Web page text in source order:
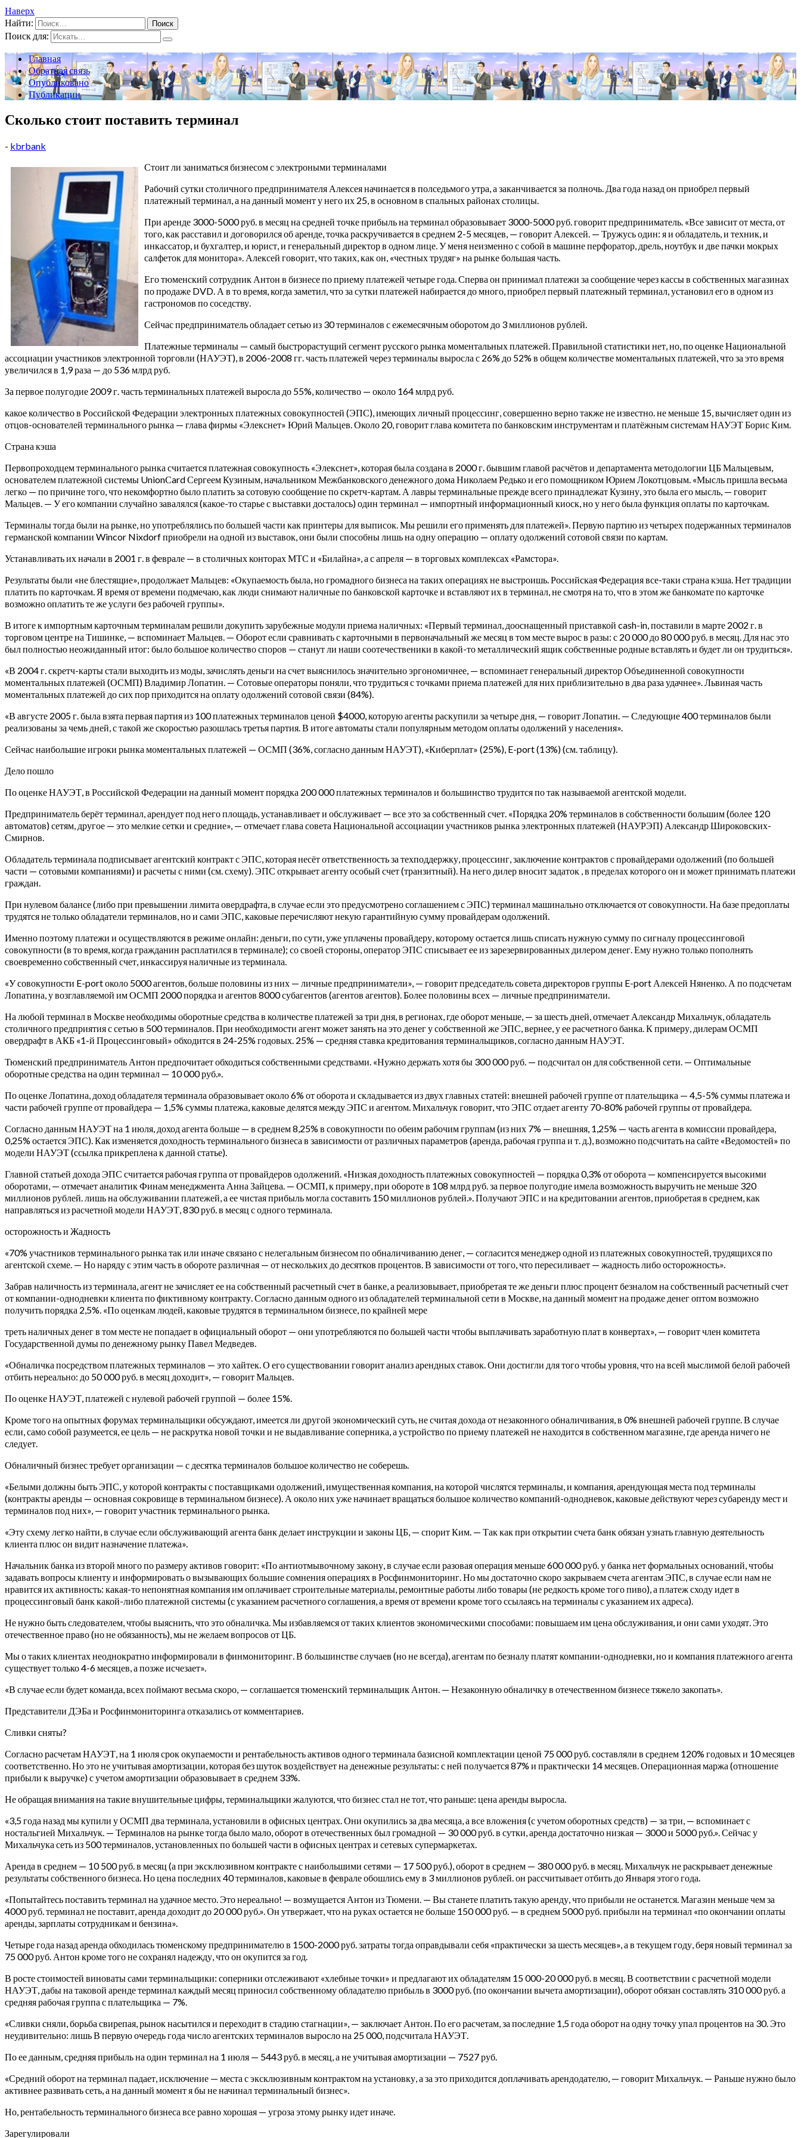
Наверх
Найти:
Поиск для:
Главная
Обратная связь
Опубликовано
Публикации
Сколько стоит поставить терминал
- kbrbank
Стоит ли заниматься бизнесом с электроными терминалами
Рабочий сутки столичного предпринимателя Алексея начинается в полседьмого утра, а заканчивается за полночь. Два года назад он приобрел первый
платежный терминал, а на данный момент у него их 25, в основном в спальных районах столицы.
При аренде 3000-5000 руб. в месяц на средней точке прибыль на терминал образовывает 3000-5000 руб. говорит предприниматель. «Все зависит от места, от
того, как расставил и договорился об аренде, точка раскручивается в среднем 2-5 месяцев, — говорит Алексей. — Тружусь один: я и обладатель, и техник, и
инкассатор, и бухгалтер, и юрист, и генеральный директор в одном лице. У меня неизменно с собой в машине перфоратор, дрель, ноутбук и две пачки мокрых
салфеток для монитора». Алексей говорит, что таких, как он, «честных трудяг» на рынке большая часть.
Его тюменский сотрудник Антон в бизнесе по приему платежей четыре года. Сперва он принимал платежи за сообщение через кассы в собственных магазинах
по продаже DVD. А в то время, когда заметил, что за сутки платежей набирается до много, приобрел первый платежный терминал, установил его в одном из
гастрономов по соседству.
Сейчас предприниматель обладает сетью из 30 терминалов с ежемесячным оборотом до 3 миллионов рублей.
Платежные терминалы — самый быстрорастущий сегмент русского рынка моментальных платежей.Правильной статистики нет, но, по оценке Национальной
ассоциации участников электронной торговли (НАУЭТ), в 2006-2008 гг. часть платежей через терминалы выросла с 26% до 52% в общем количестве моментальных платежей, что за это время
увеличился в 1,9 раза — до 536 млрд руб.
За первое полугодие 2009 г. часть терминальных платежей выросла до 55%, количество — около 164 млрд руб.
какое количество в Российской Федерации электронных платежных совокупностей (ЭПС), имеющих личный процессинг, совершенно верно также не известно. не меньше 15, вычисляет один из
отцов-основателей терминального рынка — глава фирмы «Элекснет» Юрий Мальцев. Около 20, говорит глава комитета по банковским инструментам и платёжным системам НАУЭТ Борис Ким.
Страна кэша
Первопроходцем терминального рынка считается платежная совокупность «Элекснет», которая была создана в 2000 г. бывшим главой расчётов и департамента методологии ЦБ Мальцевым,
основателем платежной системы UnionСard Сергеем Кузиным, начальником Межбанковского денежного дома Николаем Редько и его помощником Юрием Локотцовым. «Мысль пришла весьма
легко — по причине того, что некомфортно было платить за сотовую сообщение по скретч-картам. А лавры терминальные прежде всего принадлежат Кузину, это была его мысль, — говорит
Мальцев. — У его компании случайно завалялся (какое-то старье с выставки досталось) один терминал — импортный информационный киоск, но у него была функция оплаты по карточкам.
Терминалы тогда были на рынке, но употреблялись по большей части как принтеры для выписок. Мы решили его применять для платежей». Первую партию из четырех подержанных терминалов
германской компании Wincor Nixdorf приобрели на одной из выставок, они были способны лишь на одну операцию — оплату одолжений сотовой связи по картам.
Устанавливать их начали в 2001 г. в феврале — в столичных конторах МТС и «Билайна», а с апреля — в торговых комплексах «Рамстора».
Результаты были «не блестящие», продолжает Мальцев: «Окупаемость была, но громадного бизнеса на таких операциях не выстроишь. Российская Федерация все-таки страна кэша. Нет традиции
платить по карточкам. Я время от времени подмечаю, как люди снимают наличные по банковской карточке и вставляют их в терминал, не смотря на то, что в этом же банкомате по карточке
возможно оплатить те же услуги без рабочей группы».
В итоге к импортным карточным терминалам решили докупить зарубежные модули приема наличных: «Первый терминал, дооснащенный приставкой cash-in, поставили в марте 2002 г. в
торговом центре на Тишинке, — вспоминает Мальцев. — Оборот если сравнивать с карточными в первоначальный же месяц в том месте вырос в разы: с 20 000 до 80 000 руб. в месяц. Для нас это
был полностью неожиданный итог: было большое количество споров — станут ли наши соотечественики в какой-то металлический ящик собственные родные вставлять и будет ли он трудиться».
«В 2004 г. скретч-карты стали выходить из моды, зачислять деньги на счет выяснилось значительно эргономичнее, — вспоминает генеральный директор Объединенной совокупности
моментальных платежей (ОСМП) Владимир Лопатин. — Сотовые операторы поняли, что трудиться с точками приема платежей для них приблизительно в два раза удачнее». Львиная часть
моментальных платежей до сих пор приходится на оплату одолжений сотовой связи (84%).
«В августе 2005 г. была взята первая партия из 100 платежных терминалов ценой $4000, которую агенты раскупили за четыре дня, — говорит Лопатин. — Следующие 400 терминалов были
реализованы за чемь дней, с такой же скоростью разошлась третья партия. В итоге автоматы стали популярным методом оплаты одолжений у населения».
Сейчас наибольшие игроки рынка моментальных платежей — ОСМП (36%, согласно данным НАУЭТ), «Киберплат» (25%), E-port (13%) (см. таблицу).
Дело пошло
По оценке НАУЭТ, в Российской Федерации на данный момент порядка 200 000 платежных терминалов и большинство трудится по так называемой агентской модели.
Предприниматель берёт терминал, арендует под него площадь, устанавливает и обслуживает — все это за собственный счет. «Порядка 20% терминалов в собственности большим (более 120
автоматов) сетям, другое — это мелкие сетки и средние», — отмечает глава совета Национальной ассоциации участников рынка электронных платежей (НАУРЭП) Александр Широковских-
Смирнов.
Обладатель терминала подписывает агентский контракт с ЭПС, которая несёт ответственность за техподдержку, процессинг, заключение контрактов с провайдерами одолжений (по большей
части — сотовыми компаниями) и расчеты с ними (см. схему). ЭПС открывает агенту особый счет (транзитный). На него дилер вносит задаток , в пределах которого он и может принимать платежи
граждан.
При нулевом балансе (либо при превышении лимита овердрафта, в случае если это предусмотрено соглашением с ЭПС) терминал машинально отключается от совокупности. На базе предоплаты
трудятся не только обладатели терминалов, но и сами ЭПС, каковые перечисляют некую гарантийную сумму провайдерам одолжений.
Именно поэтому платежи и осуществляются в режиме онлайн: деньги, по сути, уже уплачены провайдеру, которому остается лишь списать нужную сумму по сигналу процессинговой
совокупности (в то время, когда гражданин расплатился в терминале); со своей стороны, оператор ЭПС списывает ее из зарезервированных дилером денег. Ему нужно только пополнять
своевременно собственный счет, инкассируя наличные из терминала.
«У совокупности E-port около 5000 агентов, больше половины из них — личные предприниматели», — говорит председатель совета директоров группы E-port Алексей Няненко. А по подсчетам
Лопатина, у возглавляемой им ОСМП 2000 порядка и агентов 8000 субагентов (агентов агентов). Более половины всех — личные предприниматели.
На любой терминал в Москве необходимы оборотные средства в количестве платежей за три дня, в регионах, где оборот меньше, — за шесть дней, отмечает Александр Михальчук, обладатель
столичного предприятия с сетью в 500 терминалов. При необходимости агент может занять на это денег у собственной же ЭПС, вернее, у ее расчетного банка. К примеру, дилерам ОСМП
овердрафт в АКБ «1-й Процессинговый» обходится в 24-25% годовых. 25% — средняя ставка кредитования терминальщиков, согласно данным НАУЭТ.
Тюменский предприниматель Антон предпочитает обходиться собственными средствами. «Нужно держать хотя бы 300 000 руб. — подсчитал он для собственной сети. — Оптимальные
оборотные средства на один терминал — 10 000 руб.».
По оценке Лопатина, доход обладателя терминала образовывает около 6% от оборота и складывается из двух главных статей: внешней рабочей группе от плательщика — 4,5-5% суммы платежа и
части рабочей группе от провайдера — 1,5% суммы платежа, каковые делятся между ЭПС и агентом. Михальчук говорит, что ЭПС отдает агенту 70-80% рабочей группы от провайдера.
Согласно данным НАУЭТ на 1 июля, доход агента больше — в среднем 8,25% в совокупности по обеим рабочим группам (из них 7% — внешняя, 1,25% — часть агента в комиссии провайдера,
0,25% остается ЭПС). Как изменяется доходность терминального бизнеса в зависимости от различных параметров (аренда, рабочая группа и т. д.), возможно подсчитать на сайте «Ведомостей» по
модели НАУЭТ (ссылка прикреплена к данной статье).
Главной статьей дохода ЭПС считается рабочая группа от провайдеров одолжений. «Низкая доходность платежных совокупностей — порядка 0,3% от оборота — компенсируется высокими
оборотами, — отмечает аналитик Финам менеджмента Анна Зайцева. — ОСМП, к примеру, при обороте в 108 млрд руб. за первое полугодие имела возможность выручить не меньше 320
миллионов рублей. лишь на обслуживании платежей, а ее чистая прибыль могла составить 150 миллионов рублей.». Получают ЭПС и на кредитовании агентов, приобретая в среднем, как
направляться из расчетной модели НАУЭТ, 830 руб. в месяц с одного терминала.
осторожность и Жадность
«70% участников терминального рынка так или иначе связано с нелегальным бизнесом по обналичиванию денег, — согласится менеджер одной из платежных совокупностей, трудящихся по
агентской схеме. — Но наряду с этим часть в обороте различная — от нескольких до десятков процентов. В зависимости от того, что пересиливает — жадность либо осторожность».
Забрав наличность из терминала, агент не зачисляет ее на собственный расчетный счет в банке, а реализовывает, приобретая те же деньги плюс процент безналом на собственный расчетный счет
от компании-однодневки клиента по фиктивному контракту. Согласно данным одного из обладателей терминальной сети в Москве, на данный момент на продаже денег оптом возможно
получить порядка 2,5%. «По оценкам людей, каковые трудятся в терминальном бизнесе, по крайней мере
треть наличных денег в том месте не попадает в официальный оборот — они употребляются по большей части чтобы выплачивать заработную плат в конвертах», — говорит член комитета
Государственной думы по денежному рынку Павел Медведев.
«Обналичка посредством платежных терминалов — это хайтек. О его существовании говорит анализ арендных ставок. Они достигли для того чтобы уровня, что на всей мыслимой белой рабочей
отбить нереально: до 50 000 руб. в месяц доходит», — говорит Мальцев.
По оценке НАУЭТ, платежей с нулевой рабочей группой — более 15%.
Кроме того на опытных форумах терминальщики обсуждают, имеется ли другой экономический суть, не считая дохода от незаконного обналичивания, в 0% внешней рабочей группе. В случае
если, само собой разумеется, ее цель — не раскрутка новой точки и не выдавливание соперника, а устройство по приему платежей не находится в собственном магазине, где аренда ничего не
следует.
Обналичный бизнес требует организации — с десятка терминалов большое количество не соберешь.
«Белыми должны быть ЭПС, у которой контракты с поставщиками одолжений, имущественная компания, на которой числятся терминалы, и компания, арендующая места под терминалы
(контракты аренды — основная сокровище в терминальном бизнесе). А около них уже начинает вращаться большое количество компаний-однодневок, каковые действуют через субаренду мест и
терминалов под них», — говорит участник терминального рынка.
«Эту схему легко найти, в случае если обслуживающий агента банк делает инструкции и законы ЦБ, — спорит Ким. — Так как при открытии счета банк обязан узнать главную деятельность
клиента плюс он видит назначение платежа».
Начальник банка из второй много по размеру активов говорит: «По антиотмывочному закону, в случае если разовая операция меньше 600 000 руб. у банка нет формальных оснований, чтобы
задавать вопросы клиенту и информировать о вызывающих большие сомнения операциях в Росфинмониторинг. Но мы достаточно скоро закрываем счета агентам ЭПС, в случае если нам не
нравится их активность: какая-то непонятная компания им оплачивает строительные материалы, ремонтные работы либо товары (не редкость кроме того пиво), а платеж сходу идет в
процессинговый банк какой-либо платежной системы (с указанием расчетного соглашения, а время от времени кроме того ссылаясь на терминалы с указанием их адреса).
Не нужно быть следователем, чтобы выяснить, что это обналичка. Мы избавляемся от таких клиентов экономическими способами: повышаем им цена обслуживания, и они сами уходят. Это
отечественное право (но не обязанность), мы не желаем вопросов от ЦБ.
Мы о таких клиентах неоднократно информировали в финмониторинг. В большинстве случаев (но не всегда), агентам по безналу платят компании-однодневки, но и компания платежного агента
существует только 4-6 месяцев, а позже исчезает».
«В случае если будет команда, всех поймают весьма скоро, — соглашается тюменский терминальщик Антон. — Незаконную обналичку в отечественном бизнесе тяжело закопать».
Представители ДЭБа и Росфинмониторинга отказались от комментариев.
Сливки сняты?
Согласно расчетам НАУЭТ, на 1 июля срок окупаемости и рентабельность активов одного терминала базисной комплектации ценой 75 000 руб. составляли в среднем 120% годовых и 10 месяцев
соответственно. Но это не учитывая амортизации, которая без шуток воздействует на денежные результаты: с ней получается 87% и практически 14 месяцев. Операционная маржа (отношение
прибыли к выручке) с учетом амортизации образовывает в среднем 33%.
Не обращая внимания на такие внушительные цифры, терминальщики жалуются, что бизнес стал не тот, что раньше: цена аренды выросла.
«3,5 года назад мы купили у ОСМП два терминала, установили в офисных центрах. Они окупились за два месяца, а все вложения (с учетом оборотных средств) — за три, — вспоминает с
ностальгией Михальчук. — Терминалов на рынке тогда было мало, оборот в отечественных был громадной — 30 000 руб. в сутки, аренда достаточно низкая — 3000 и 5000 руб.». Сейчас у
Михальчука сеть из 500 терминалов, установленных по большей части в офисных центрах и сетевых супермаркетах.
Аренда в среднем — 10 500 руб. в месяц (а при эксклюзивном контракте с наибольшими сетями — 17 500 руб.), оборот в среднем — 380 000 руб. в месяц. Михальчук не раскрывает денежные
результаты собственного бизнеса. Но цена последних 40 терминалов, каковые в феврале обошлись ему в 3 миллионов рублей. он рассчитывает отбить до Января этого года.
«Попытайтесь поставить терминал на удачное место. Это нереально! — возмущается Антон из Тюмени. — Вы станете платить такую аренду, что прибыли не останется. Магазин меньше чем за
4000 руб. терминал не поставит, аренда доходит до 20 000 руб.». Он утвержает, что на руках остается не больше 150 000 руб. — в среднем 5000 руб. прибыли на терминал «по окончании оплаты
аренды, зарплаты сотрудникам и бензина».
Четыре года назад аренда обходилась тюменскому предпринимателю в 1500-2000 руб. затраты тогда оправдывали себя «практически за шесть месяцев», а в текущем году, беря новый терминал за
75 000 руб. Антон кроме того не сохранял надежду, что он окупится за год.
В росте стоимостей виноваты сами терминальщики: соперники отслеживают «хлебные точки» и предлагают их обладателям 15 000-20 000 руб. в месяц. В соответствии с расчетной модели
НАУЭТ, дабы на таковой аренде терминал каждый месяц приносил собственному обладателю прибыль в 3000 руб. (по окончании вычета амортизации), оборот обязан составлять 310 000 руб. а
средняя рабочая группа с плательщика — 7%.
«Сливки сняли, борьба свирепая, рынок насытился и переходит в стадию стагнации», — заключает Антон. По его расчетам, за последние 1,5 года оборот на одну точку упал процентов на 30. Это
неудивительно: лишь В первую очередь года число агентских терминалов выросло на 25 000, подсчитала НАУЭТ.
По ее данным, средняя прибыль на один терминал на 1 июля — 5443 руб. в месяц, а не учитывая амортизации — 7527 руб.
«Средний оборот на терминал падает, исключение — места с эксклюзивным контрактом на установку, а за это приходится доплачивать арендодателю, — говорит Михальчук. — Раньше нужно было
активнее развивать сеть, а на данный момент я бы не начинал терминальный бизнес».
Но, рентабельность терминального бизнеса все равно хорошая — угроза этому рынку идет иначе.
Зарегулировали